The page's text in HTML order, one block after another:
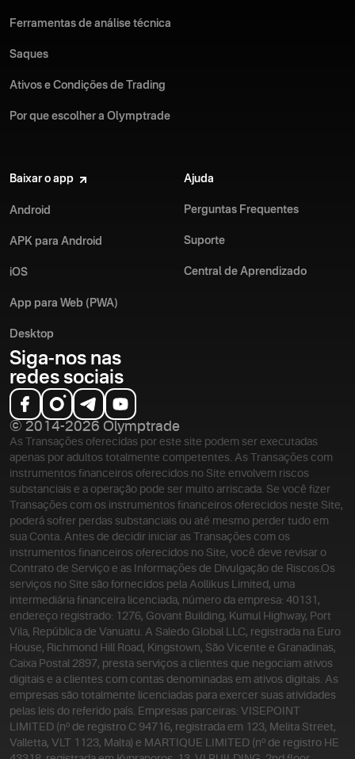
Ferramentas de análise técnica
Saques
Ativos e Condições de Trading
Por que escolher a Olymptrade
Baixar o app
Android
APK para Android
iOS
App para Web (PWA)
Desktop
Ajuda
Perguntas Frequentes
Suporte
Central de Aprendizado
Siga-nos nas
redes sociais
© 2014-2026 Olymptrade
As Transações oferecidas por este site podem ser executadas
apenas por adultos totalmente competentes. As Transações com
instrumentos financeiros oferecidos no Site envolvem riscos
substanciais e a operação pode ser muito arriscada. Se você fizer
Transações com os instrumentos financeiros oferecidos neste Site,
poderá sofrer perdas substanciais ou até mesmo perder tudo em
sua Conta. Antes de decidir iniciar as Transações com os
instrumentos financeiros oferecidos no Site, você deve revisar o
Contrato de Serviço e as Informações de Divulgação de Riscos.Os
serviços no Site são fornecidos pela Aollikus Limited, uma
intermediária financeira licenciada, número da empresa: 40131,
endereço registrado: 1276, Govant Building, Kumul Highway, Port
Vila, República de Vanuatu. A Saledo Global LLC, registrada na Euro
House, Richmond Hill Road, Kingstown, São Vicente e Granadinas,
Caixa Postal 2897, presta serviços a clientes que negociam ativos
digitais e a clientes com contas denominadas em ativos digitais. As
empresas são totalmente licenciadas para exercer suas atividades
pelas leis do referido país. Empresas parceiras: VISEPOINT
LIMITED (nº de registro C 94716, registrada em 123, Melita Street,
Valletta, VLT 1123, Malta) e MARTIQUE LIMITED (nº de registro HE